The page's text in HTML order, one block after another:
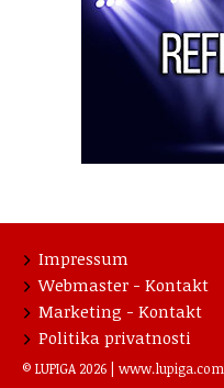
Impressum
Webmaster - Kontakt
Marketing - Kontakt
Politika privatnosti
© LUPIGA 2026 | www.lupiga.com